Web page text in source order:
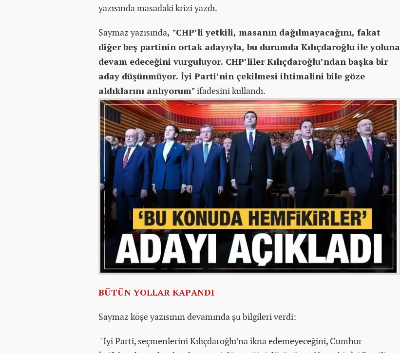
yazısında masadaki krizi yazdı.
Saymaz yazısında, "CHP’li yetkili, masanın dağılmayacağını, fakat
diğer beş partinin ortak adayıyla, bu durumda Kılıçdaroğlu ile yoluna
devam edeceğini vurguluyor. CHP’liler Kılıçdaroğlu’ndan başka bir
aday düşünmüyor. İyi Parti’nin çekilmesi ihtimalini bile göze
aldıklarını anlıyorum"ifadesini kullandı.
BÜTÜN YOLLAR KAPANDI
Saymaz köşe yazısının devamında şu bilgileri verdi:
"İyi Parti, seçmenlerini Kılıçdaroğlu’na ikna edemeyeceğini, Cumhur